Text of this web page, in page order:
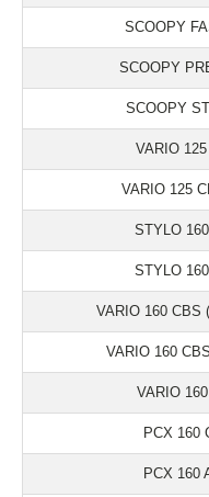
SCOOPY
SCOOPY
SCOOPY
VARIO
VARIO 125
STYLO
STYLO
VARIO 160 CBS
VARIO 160
VARIO
PCX 160
PCX 160